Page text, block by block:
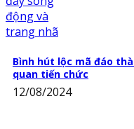
Bình hút lộc mã đáo
quan tiến chức
12/08/2024